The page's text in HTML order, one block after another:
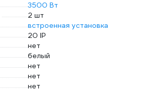
3500 Вт
2 шт
встроенная установка
20 IP
нет
белый
нет
нет
нет